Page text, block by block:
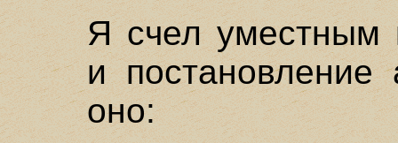
Я счел уместным
и
оно: